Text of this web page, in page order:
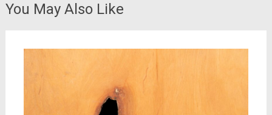
You May Also Like